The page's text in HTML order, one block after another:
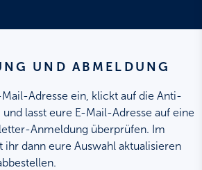
UND ABMELDUNG
Adresse ein, klickt auf die Anti-
lasst eure E-Mail-Adresse auf eine
Anmeldung überprüfen. Im
ihr dann eure Auswahl aktualisieren